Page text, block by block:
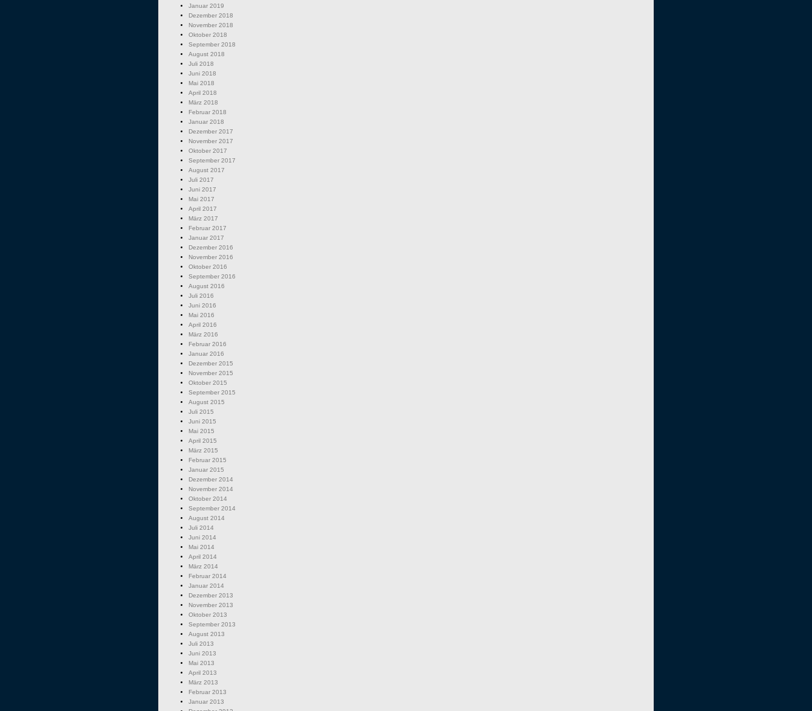
Januar 2019
Dezember 2018
November 2018
Oktober 2018
September 2018
August 2018
Juli 2018
Juni 2018
Mai 2018
April 2018
März 2018
Februar 2018
Januar 2018
Dezember 2017
November 2017
Oktober 2017
September 2017
August 2017
Juli 2017
Juni 2017
Mai 2017
April 2017
März 2017
Februar 2017
Januar 2017
Dezember 2016
November 2016
Oktober 2016
September 2016
August 2016
Juli 2016
Juni 2016
Mai 2016
April 2016
März 2016
Februar 2016
Januar 2016
Dezember 2015
November 2015
Oktober 2015
September 2015
August 2015
Juli 2015
Juni 2015
Mai 2015
April 2015
März 2015
Februar 2015
Januar 2015
Dezember 2014
November 2014
Oktober 2014
September 2014
August 2014
Juli 2014
Juni 2014
Mai 2014
April 2014
März 2014
Februar 2014
Januar 2014
Dezember 2013
November 2013
Oktober 2013
September 2013
August 2013
Juli 2013
Juni 2013
Mai 2013
April 2013
März 2013
Februar 2013
Januar 2013